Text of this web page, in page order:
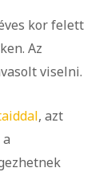
kor felett
Az
viselni.
, azt